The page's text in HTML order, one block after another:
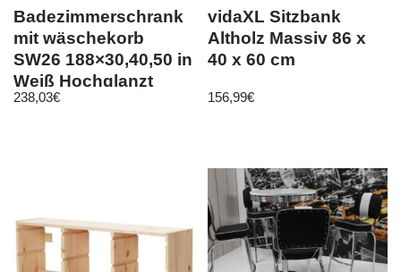
Badezimmerschrank
mit wäschekorb
SW26 188×30,40,50 in
Weiß Hochglanzt
238,03€
vidaXL Sitzbank
Altholz Massiv 86 x
40 x 60 cm
156,99€